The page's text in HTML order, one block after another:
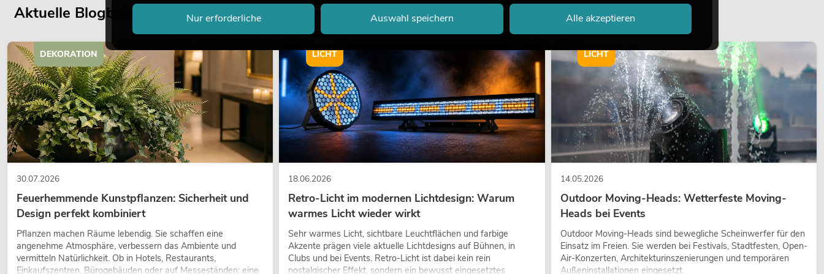
Aktuelle Blogbeiträge
30.07.2026
Feuerhemmende Kunstpflanzen: Sicherheit und
Design perfekt kombiniert
Pflanzen machen Räume lebendig. Sie schaffen eine
angenehme Atmosphäre, verbessern das Ambiente und
vermitteln Natürlichkeit. Ob in Hotels, Restaurants,
Einkaufszentren, Bürogebäuden oder auf Messeständen: eine
DEKORATION
18.06.2026
Retro-Licht im modernen Lichtdesign: Warum
warmes Licht wieder wirkt
Sehr warmes Licht, sichtbare Leuchtflächen und farbige
Akzente prägen viele aktuelle Lichtdesigns auf Bühnen, in
Clubs und bei Events. Retro-Licht ist dabei kein rein
nostalgischer Effekt, sondern ein bewusst eingesetztes
LICHT
14.05.2026
Outdoor Moving-Heads: Wetterfeste Moving-
Heads bei Events
Outdoor Moving-Heads sind bewegliche Scheinwerfer für den
Einsatz im Freien. Sie werden bei Festivals, Stadtfesten, Open-
Air-Konzerten, Architekturinszenierungen und temporären
Außeninstallationen eingesetzt.
LICHT
Nur erforderliche Auswahl speichern Alle akzeptieren